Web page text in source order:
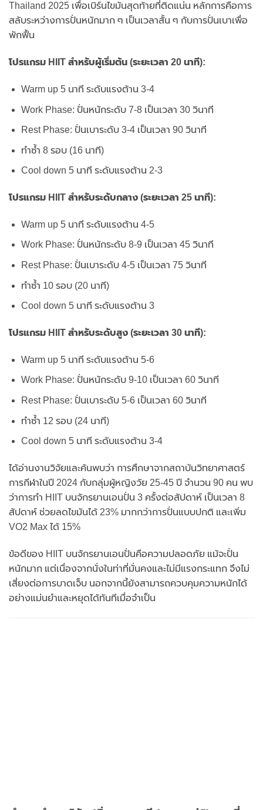
Thailand 2025 เพื่อเบิร์นไขมันสุดท้ายที่ติดแน่น หลักการคือการ
สลับระหว่างการปั่นหนักมาก ๆ เป็นเวลาสั้น ๆ กับการปั่นเบาเพื่อ
พักฟื้น
โปรแกรม HIIT สำหรับผู้เริ่มต้น (ระยะเวลา 20 นาที):
Warm up 5 นาที ระดับแรงต้าน 3-4
Work Phase: ปั่นหนักระดับ 7-8 เป็นเวลา 30 วินาที
Rest Phase: ปั่นเบาระดับ 3-4 เป็นเวลา 90 วินาที
ทำซ้ำ 8 รอบ (16 นาที)
Cool down 5 นาที ระดับแรงต้าน 2-3
โปรแกรม HIIT สำหรับระดับกลาง (ระยะเวลา 25 นาที):
Warm up 5 นาที ระดับแรงต้าน 4-5
Work Phase: ปั่นหนักระดับ 8-9 เป็นเวลา 45 วินาที
Rest Phase: ปั่นเบาระดับ 4-5 เป็นเวลา 75 วินาที
ทำซ้ำ 10 รอบ (20 นาที)
Cool down 5 นาที ระดับแรงต้าน 3
โปรแกรม HIIT สำหรับระดับสูง (ระยะเวลา 30 นาที):
Warm up 5 นาที ระดับแรงต้าน 5-6
Work Phase: ปั่นหนักระดับ 9-10 เป็นเวลา 60 วินาที
Rest Phase: ปั่นเบาระดับ 5-6 เป็นเวลา 60 วินาที
ทำซ้ำ 12 รอบ (24 นาที)
Cool down 5 นาที ระดับแรงต้าน 3-4
ได้อ่านงานวิจัยและค้นพบว่า การศึกษาจากสถาบันวิทยาศาสตร์
การกีฬาในปี 2024 กับกลุ่มผู้หญิงวัย 25-45 ปี จำนวน 90 คน พบ
ว่าการทำ HIIT บนจักรยานเอนปั่น 3 ครั้งต่อสัปดาห์ เป็นเวลา 8
สัปดาห์ ช่วยลดไขมันได้ 23% มากกว่าการปั่นแบบปกติ และเพิ่ม
VO2 Max ได้ 15%
ข้อดีของ HIIT บนจักรยานเอนปั่นคือความปลอดภัย แม้จะปั่น
หนักมาก แต่เนื่องจากนั่งในท่าที่มั่นคงและไม่มีแรงกระแทก จึงไม่
เสี่ยงต่อการบาดเจ็บ นอกจากนี้ยังสามารถควบคุมความหนักได้
อย่างแม่นยำและหยุดได้ทันทีเมื่อจำเป็น